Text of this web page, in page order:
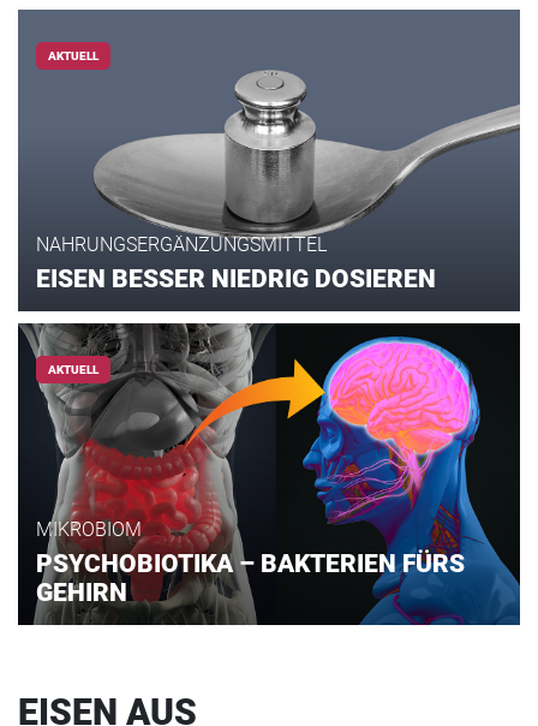
AKTUELL
NAHRUNGSERGÄNZUNGSMITTEL
EISEN BESSER NIEDRIG DOSIEREN
AKTUELL
MIKROBIOM
PSYCHOBIOTIKA – BAKTERIEN FÜRS
GEHIRN
EISEN AUS